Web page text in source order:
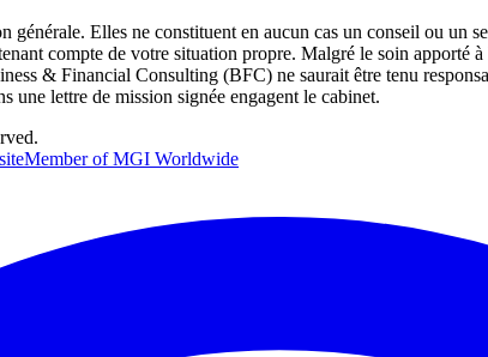
Elles ne constituent en aucun cas un conseil ou un
compte de votre situation propre. Malgré le soin
& Financial Consulting (BFC) ne saurait être tenu
une lettre de mission signée engagent le cabinet.
Member of MGI Worldwide